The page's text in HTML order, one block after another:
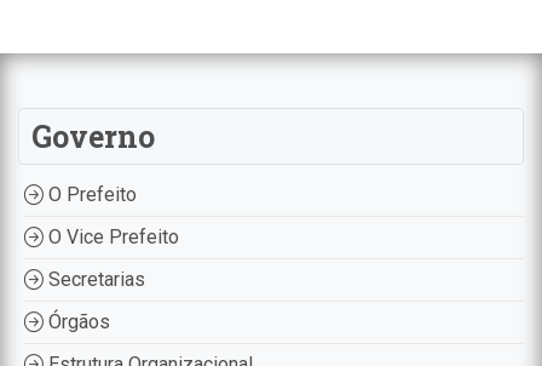
Governo
O Prefeito
O Vice Prefeito
Secretarias
Órgãos